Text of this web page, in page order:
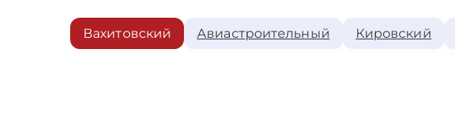
Вахитовский Авиастроительный Кировский